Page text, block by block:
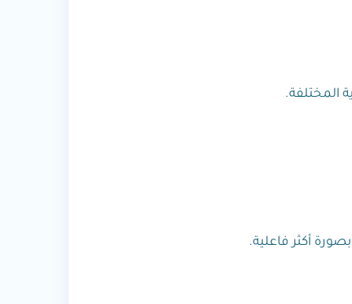
المختلفة.
أكثر فاعلية.